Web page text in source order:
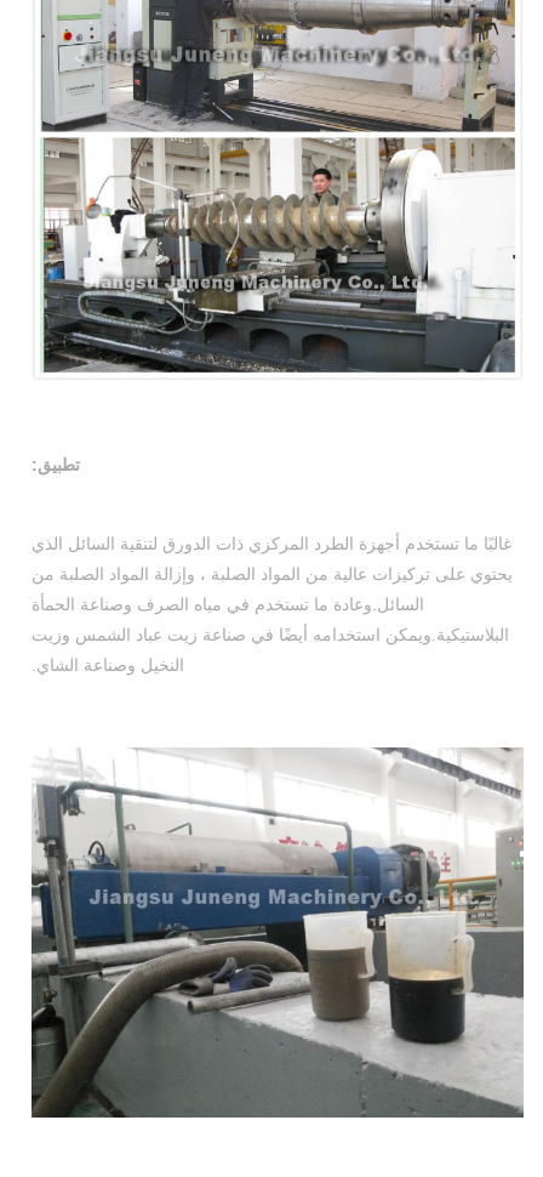
تطبيق:
غالبًا ما تستخدم أجهزة الطرد المركزي ذات الدورق لتنقية السائل الذي
يحتوي على تركيزات عالية من المواد الصلبة ، وإزالة المواد الصلبة من
السائل.وعادة ما تستخدم في مياه الصرف وصناعة الحمأة
البلاستيكية.ويمكن استخدامه أيضًا في صناعة زيت عباد الشمس وزيت
النخيل وصناعة الشاي.